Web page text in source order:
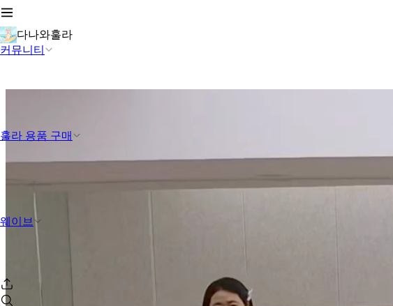
다나와훌라
커뮤니티
훌라 용품 구매
웨이브